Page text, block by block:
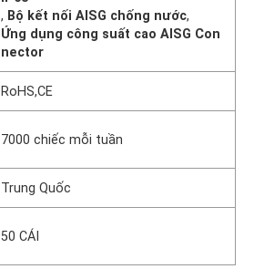
, Bộ kết nối AISG chống nước,
Ứng dụng công suất cao AISG Con
nector
RoHS,CE
7000 chiếc mỗi tuần
Trung Quốc
50 CÁI